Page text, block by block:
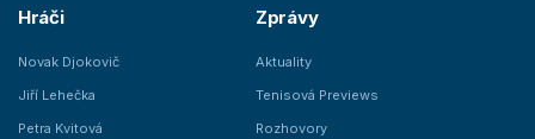
Hráči
Novak Djokovič
Jiří Lehečka
Petra Kvitová
Zprávy
Aktuality
Tenisová Previews
Rozhovory